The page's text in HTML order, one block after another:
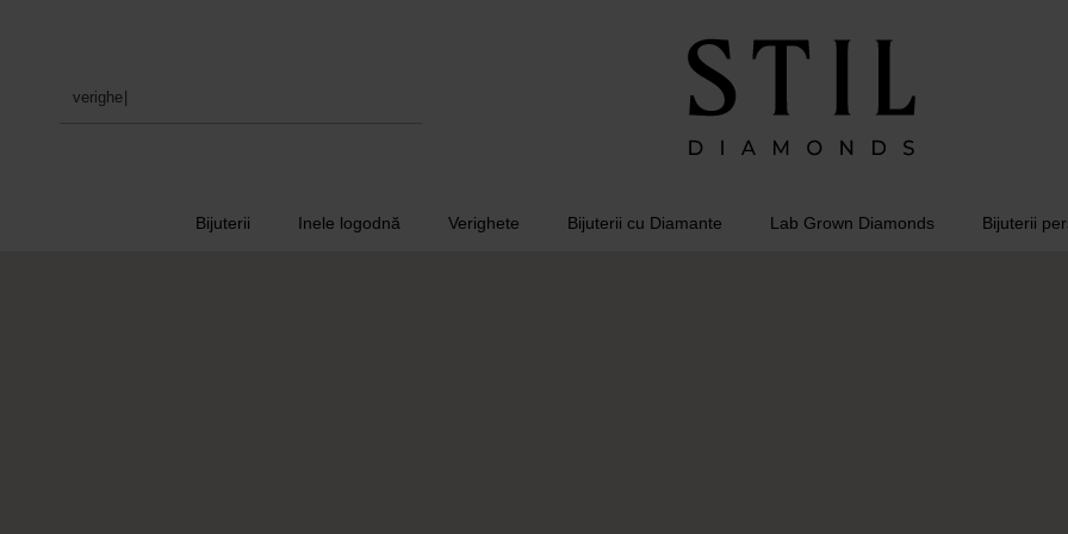
verighete
Bijuterii Inele logodnă Verighete Bijuterii cu Diamante Lab Grown Diamonds Bijuterii